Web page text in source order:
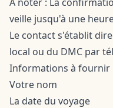
veille jusqu'à une
Le contact s'établit
local ou du DMC par
Informations à fournir
Votre nom
La date du voyage